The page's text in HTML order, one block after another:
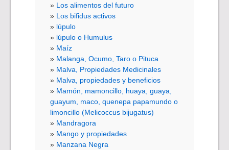
Los alimentos del futuro
Los bifidus activos
lúpulo
lúpulo o Humulus
Maíz
Malanga, Ocumo, Taro o Pituca
Malva, Propiedades Medicinales
Malva, propiedades y beneficios
Mamón, mamoncillo, huaya, guaya,
guayum, maco, quenepa papamundo o
limoncillo (Melicoccus bijugatus)
Mandragora
Mango y propiedades
Manzana Negra